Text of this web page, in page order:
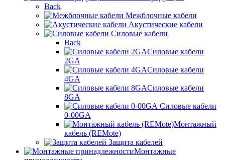
Back
Межблочные кабели
Акустические кабели
Силовые кабели
Back
Силовые кабели
2GA
Силовые кабели
4GA
Силовые кабели
8GA
Силовые кабели
0-00GA
Монтажный
кабель (REMote)
Защита кабелей
Монтажные